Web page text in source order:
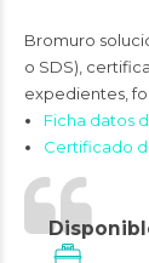
Bromuro
o SDS),
expedientes,
Ficha datos
Certificado